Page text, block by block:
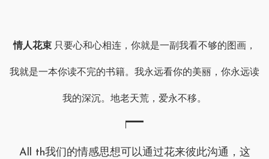
情人花束 只要心和心相连，你就是一副我看不够的图画，
我就是一本你读不完的书籍。我永远看你的美丽，你永远读
我的深沉。地老天荒，爱永不移。
All th我们的情感思想可以通过花来彼此沟通，这